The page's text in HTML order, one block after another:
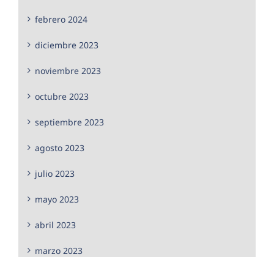
febrero 2024
diciembre 2023
noviembre 2023
octubre 2023
septiembre 2023
agosto 2023
julio 2023
mayo 2023
abril 2023
marzo 2023